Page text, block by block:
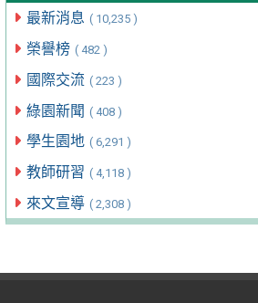
最新消息 ( 10,235 )
榮譽榜 ( 482 )
國際交流 ( 223 )
綠園新聞 ( 408 )
學生園地 ( 6,291 )
教師研習 ( 4,118 )
來文宣導 ( 2,308 )